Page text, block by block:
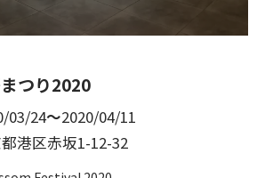
つり2020
03/24〜2020/04/11
港区赤坂1-12-32